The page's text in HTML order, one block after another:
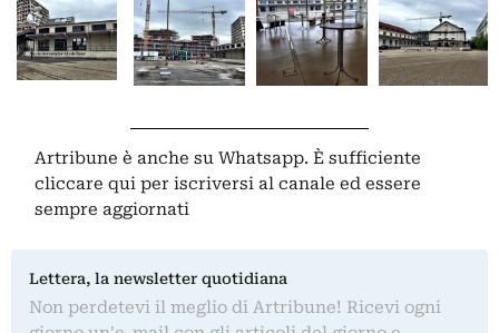
Artribune è anche su Whatsapp. È sufficiente
cliccare qui per iscriversi al canale ed essere
sempre aggiornati
Lettera, la newsletter quotidiana
Non perdetevi il meglio di Artribune! Ricevi ogni